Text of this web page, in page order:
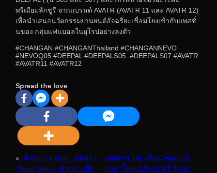
พรีเมียมลักชูรี จากแบรนด์ AVATR (AVATR 11 และ AVATR 12)
เพื่อนำเสนอนวัตกรรมยานยนต์อัจฉริยะเชื่อมโยงเข้ากับแพสชั่
นของ กลุ่มแฟนบอลในยุโรปอย่างลงตัว
#CHANGAN #CHANGANThailand #CHANGANNEVO
#NEVOQ05 #DEEPAL #DEEPALS05 #DEEPALS07 #AVATR
#AVATR11 #AVATR12
Spread the love
«
สำนักงาน คปภ. เดินหน้า
“Road Safety เชิงรุก” ผนึก
อสังหาฯ ไทย เฉิดฉายบนเวที
โลก “โบทานิก้า ลักซูรี่ วิลล่า”